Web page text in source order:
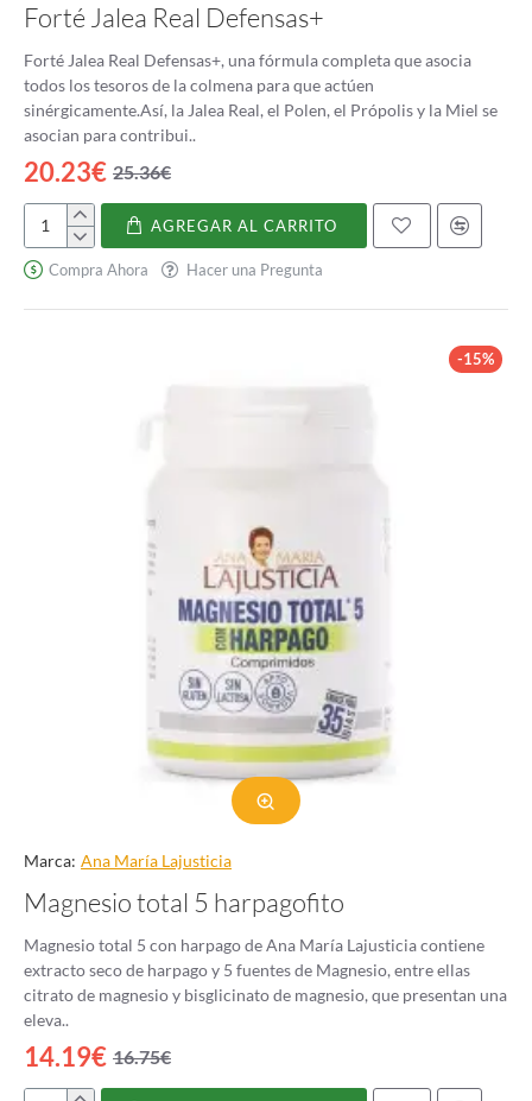
Forté Jalea Real Defensas+
Forté Jalea Real Defensas+, una fórmula completa que asocia
todos los tesoros de la colmena para que actúen
sinérgicamente.Así, la Jalea Real, el Polen, el Própolis y la Miel se
asocian para contribui..
20.23€ 25.36€
Forté
Jalea
Real
Defensas+
AGREGAR AL CARRITO
Compra Ahora Hacer una Pregunta
-15%
Marca: Ana Marí­a Lajusticia
Magnesio total 5 harpagofito
Magnesio total 5 con harpago de Ana María Lajusticia contiene
extracto seco de harpago y 5 fuentes de Magnesio, entre ellas
citrato de magnesio y bisglicinato de magnesio, que presentan una
eleva..
14.19€ 16.75€